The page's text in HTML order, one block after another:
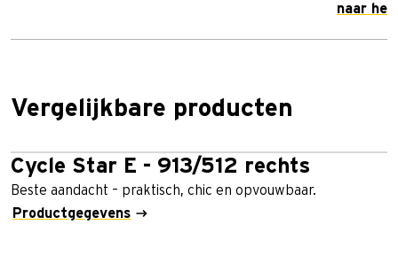
naar
Vergelijkbare producten
Cycle Star E - 913/512 rechts
Beste aandacht – praktisch, chic en opvouwbaar.
Productgegevens